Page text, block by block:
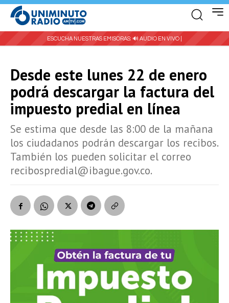
ESCUCHA NUESTRAS EMISORAS: 🔊 AUDIO EN VIVO |
Desde este lunes 22 de enero
podrá descargar la factura del
impuesto predial en línea
Se estima que desde las 8:00 de la mañana
los ciudadanos podrán descargar los recibos.
También los pueden solicitar el correo
recibospredial@ibague.gov.co.